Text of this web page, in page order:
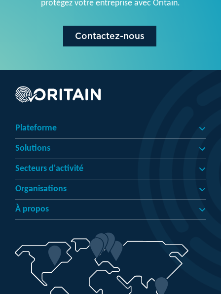
protégez votre entreprise avec Oritain.
Contactez-nous
Plateforme
Solutions
Secteurs d'activité
Organisations
À propos